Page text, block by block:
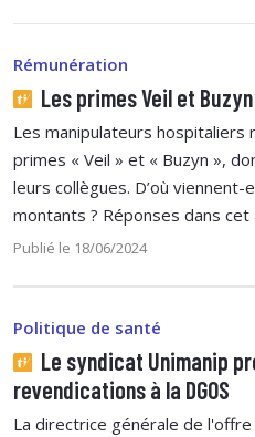
Rémunération
Les primes Veil et Buzyn
Les manipulateurs hospitaliers
primes « Veil » et « Buzyn »,
leurs collègues. D’où viennent-
montants ? Réponses dans
Publié le 18/06/2024
Politique de santé
Le syndicat Unimanip
revendications à la DGOS
La directrice générale de